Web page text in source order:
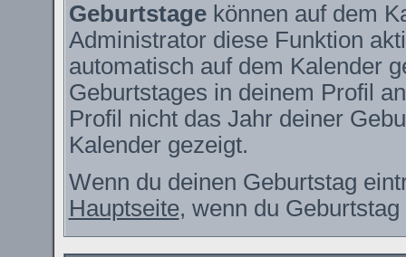
Geburtstagekönnen auf dem
Administrator diese Funktion
automatisch auf dem Kalender
Geburtstages in deinem Profil
Profil nicht das Jahr deiner
Kalender gezeigt.
Wenn du deinen Geburtstag
Hauptseite, wenn du Geburtstag